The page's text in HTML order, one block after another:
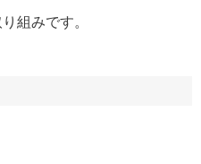
組みです。